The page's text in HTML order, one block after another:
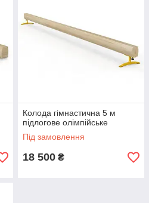
Колода гімнастична 5 м
підлогове олімпійське
Під замовлення
18 500 ₴